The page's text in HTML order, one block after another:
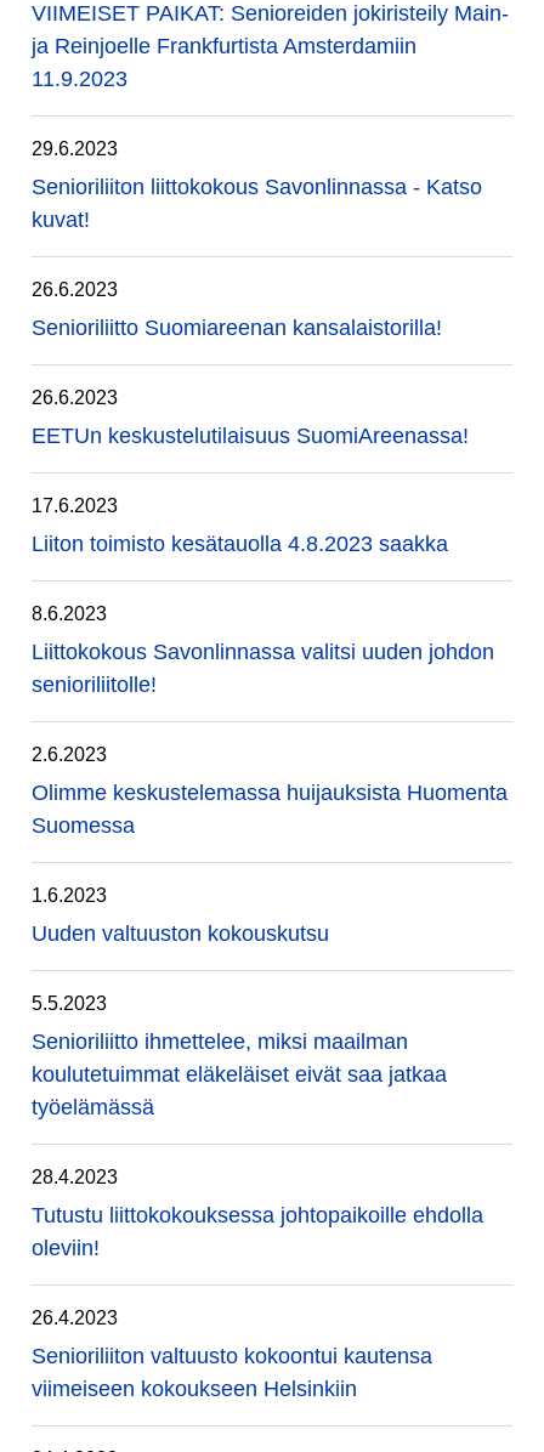
VIIMEISET PAIKAT: Senioreiden jokiristeily Main-
ja Reinjoelle Frankfurtista Amsterdamiin
11.9.2023
29.6.2023
Senioriliiton liittokokous Savonlinnassa - Katso
kuvat!
26.6.2023
Senioriliitto Suomiareenan kansalaistorilla!
26.6.2023
EETUn keskustelutilaisuus SuomiAreenassa!
17.6.2023
Liiton toimisto kesätauolla 4.8.2023 saakka
8.6.2023
Liittokokous Savonlinnassa valitsi uuden johdon
senioriliitolle!
2.6.2023
Olimme keskustelemassa huijauksista Huomenta
Suomessa
1.6.2023
Uuden valtuuston kokouskutsu
5.5.2023
Senioriliitto ihmettelee, miksi maailman
koulutetuimmat eläkeläiset eivät saa jatkaa
työelämässä
28.4.2023
Tutustu liittokokouksessa johtopaikoille ehdolla
oleviin!
26.4.2023
Senioriliiton valtuusto kokoontui kautensa
viimeiseen kokoukseen Helsinkiin